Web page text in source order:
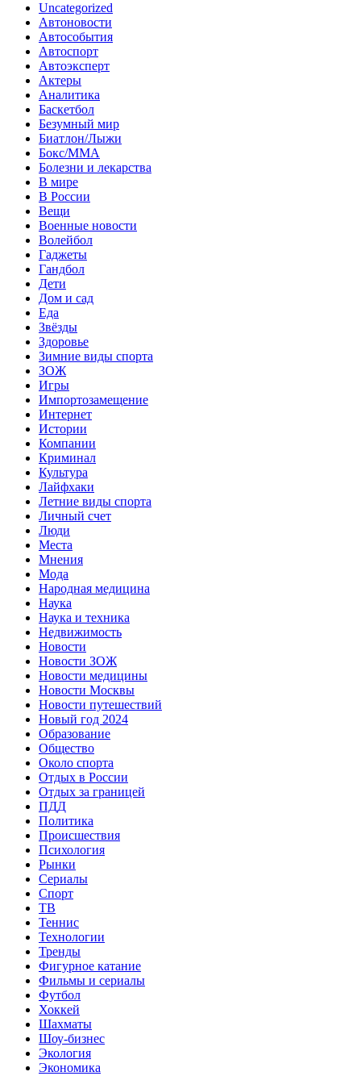
Uncategorized
Автоновости
Автособытия
Автоспорт
Автоэксперт
Актеры
Аналитика
Баскетбол
Безумный мир
Биатлон/Лыжи
Бокс/MMA
Болезни и лекарства
В мире
В России
Вещи
Военные новости
Волейбол
Гаджеты
Гандбол
Дети
Дом и сад
Еда
Звёзды
Здоровье
Зимние виды спорта
ЗОЖ
Игры
Импортозамещение
Интернет
Истории
Компании
Криминал
Культура
Лайфхаки
Летние виды спорта
Личный счет
Люди
Места
Мнения
Мода
Народная медицина
Наука
Наука и техника
Недвижимость
Новости
Новости ЗОЖ
Новости медицины
Новости Москвы
Новости путешествий
Новый год 2024
Образование
Общество
Около спорта
Отдых в России
Отдых за границей
ПДД
Политика
Происшествия
Психология
Рынки
Сериалы
Спорт
ТВ
Теннис
Технологии
Тренды
Фигурное катание
Фильмы и сериалы
Футбол
Хоккей
Шахматы
Шоу-бизнес
Экология
Экономика